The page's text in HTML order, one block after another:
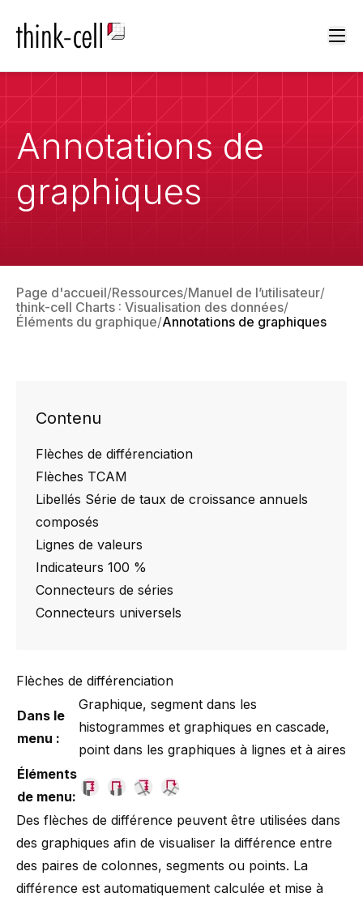
Annotations de
graphiques
Page d'accueil Ressources Manuel de l’utilisateur
think-cell Charts : Visualisation des données
Éléments du graphique Annotations de graphiques
Contenu
Flèches de différenciation
Flèches TCAM
Libellés Série de taux de croissance annuels
composés
Lignes de valeurs
Indicateurs 100 %
Connecteurs de séries
Connecteurs universels
Flèches de différenciation
Dans le
menu :
Graphique, segment dans les
histogrammes et graphiques en cascade,
point dans les graphiques à lignes et à aires
Éléments
de menu:
Des flèches de différence peuvent être utilisées dans
des graphiques afin de visualiser la différence entre
des paires de colonnes, segments ou points. La
différence est automatiquement calculée et mise à